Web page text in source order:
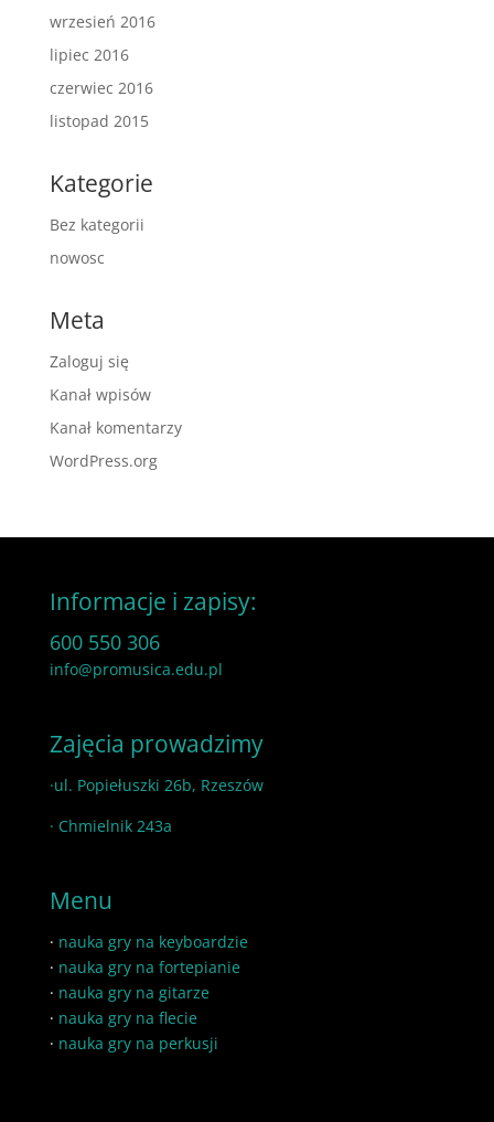
wrzesień 2016
lipiec 2016
czerwiec 2016
listopad 2015
Kategorie
Bez kategorii
nowosc
Meta
Zaloguj się
Kanał wpisów
Kanał komentarzy
WordPress.org
Informacje i zapisy:
600 550 306
info@promusica.edu.pl
Zajęcia prowadzimy
·ul. Popiełuszki 26b, Rzeszów
· Chmielnik 243a
Menu
· nauka gry na keyboardzie
· nauka gry na fortepianie
· nauka gry na gitarze
· nauka gry na flecie
· nauka gry na perkusji